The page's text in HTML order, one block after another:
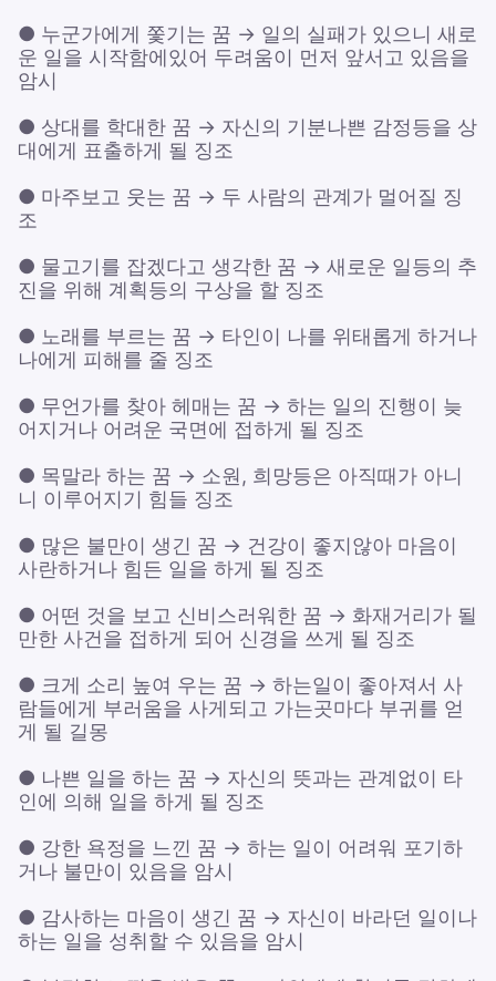
● 누군가에게 쫓기는 꿈 → 일의 실패가 있으니 새로
운 일을 시작함에있어 두려움이 먼저 앞서고 있음을
암시
● 상대를 학대한 꿈 → 자신의 기분나쁜 감정등을 상
대에게 표출하게 될 징조
● 마주보고 웃는 꿈 → 두 사람의 관계가 멀어질 징
조
● 물고기를 잡겠다고 생각한 꿈 → 새로운 일등의 추
진을 위해 계획등의 구상을 할 징조
● 노래를 부르는 꿈 → 타인이 나를 위태롭게 하거나
나에게 피해를 줄 징조
● 무언가를 찾아 헤매는 꿈 → 하는 일의 진행이 늦
어지거나 어려운 국면에 접하게 될 징조
● 목말라 하는 꿈 → 소원, 희망등은 아직때가 아니
니 이루어지기 힘들 징조
● 많은 불만이 생긴 꿈 → 건강이 좋지않아 마음이
사란하거나 힘든 일을 하게 될 징조
● 어떤 것을 보고 신비스러워한 꿈 → 화재거리가 될
만한 사건을 접하게 되어 신경을 쓰게 될 징조
● 크게 소리 높여 우는 꿈 → 하는일이 좋아져서 사
람들에게 부러움을 사게되고 가는곳마다 부귀를 얻
게 될 길몽
● 나쁜 일을 하는 꿈 → 자신의 뜻과는 관계없이 타
인에 의해 일을 하게 될 징조
● 강한 욕정을 느낀 꿈 → 하는 일이 어려워 포기하
거나 불만이 있음을 암시
● 감사하는 마음이 생긴 꿈 → 자신이 바라던 일이나
하는 일을 성취할 수 있음을 암시